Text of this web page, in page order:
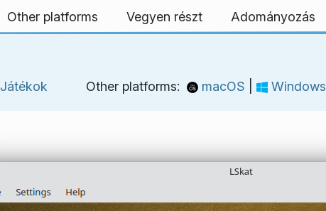
Other platforms Vegyen részt Adományozás
Játékok Other platforms: macOS Windows